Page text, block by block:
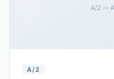
A/2 —
A/2